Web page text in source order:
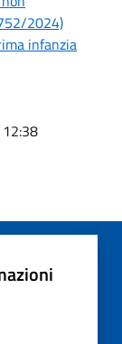
2024)
infanzia